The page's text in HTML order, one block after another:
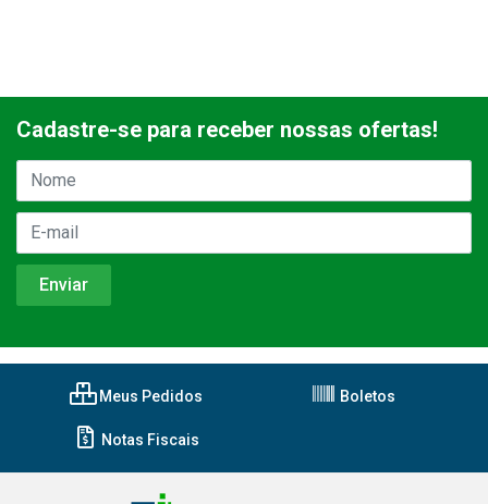
Cadastre-se para receber nossas ofertas!
Meus Pedidos Boletos
Notas Fiscais